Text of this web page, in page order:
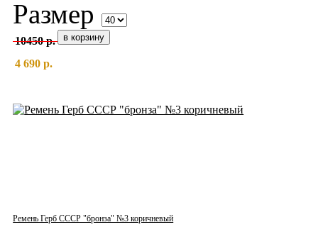
Размер
10450 р.
4 690 р.
Ремень Герб СССР "бронза" №3 коричневый